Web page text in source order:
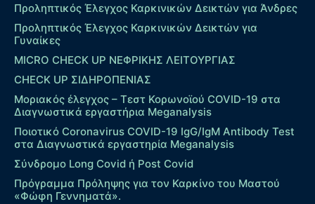
Προληπτικός Έλεγχος Καρκινικών Δεικτών για Άνδρες
Προληπτικός Έλεγχος Καρκινικών Δεικτών για
Γυναίκες
MICRO CHECK UP ΝΕΦΡΙΚΗΣ ΛΕΙΤΟΥΡΓΙΑΣ
CHECK UP ΣΙΔΗΡΟΠΕΝΙΑΣ
Μοριακός έλεγχος – Τεστ Κορωνοϊού COVID-19 στα
Διαγνωστικά εργαστήρια Meganalysis
Ποιοτικό Coronavirus COVID-19 IgG/IgM Antibody Test
στα Διαγνωστικά εργαστηρία Meganalysis
Σύνδρομο Long Covid ή Post Covid
Πρόγραμμα Πρόληψης για τον Καρκίνο του Μαστού
«Φώφη Γεννηματά».